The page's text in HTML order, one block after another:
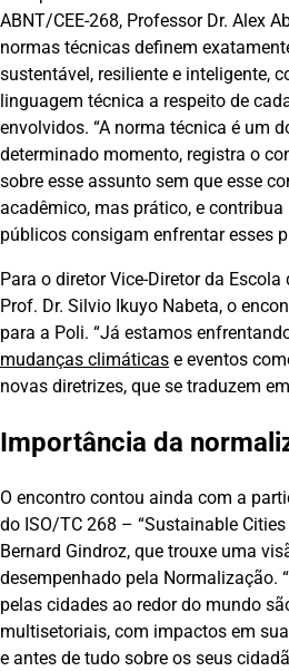
ABNT/CEE-268, Professor Dr. Alex
normas técnicas definem
sustentável, resiliente e inteligente,
linguagem técnica a respeito de
envolvidos. “A norma técnica é um
determinado momento, registra o
sobre esse assunto sem que esse
acadêmico, mas prático, e
públicos consigam enfrentar esses
Para o diretor Vice-Diretor da Escola
Prof. Dr. Silvio Ikuyo Nabeta, o
para a Poli. “Já estamos
mudanças climáticas e eventos
novas diretrizes, que se traduzem
Importância da
O encontro contou ainda com a
do ISO/TC 268 – “Sustainable
Bernard Gindroz, que trouxe uma
desempenhado pela Normalização.
pelas cidades ao redor do mundo
multisetoriais, com impactos em
e antes de tudo sobre os seus